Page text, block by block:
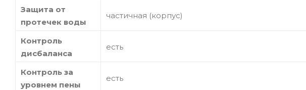
Защита от
протечек воды
частичная (корпус)
Контроль
дисбаланса
есть
Контроль за
уровнем пены
есть